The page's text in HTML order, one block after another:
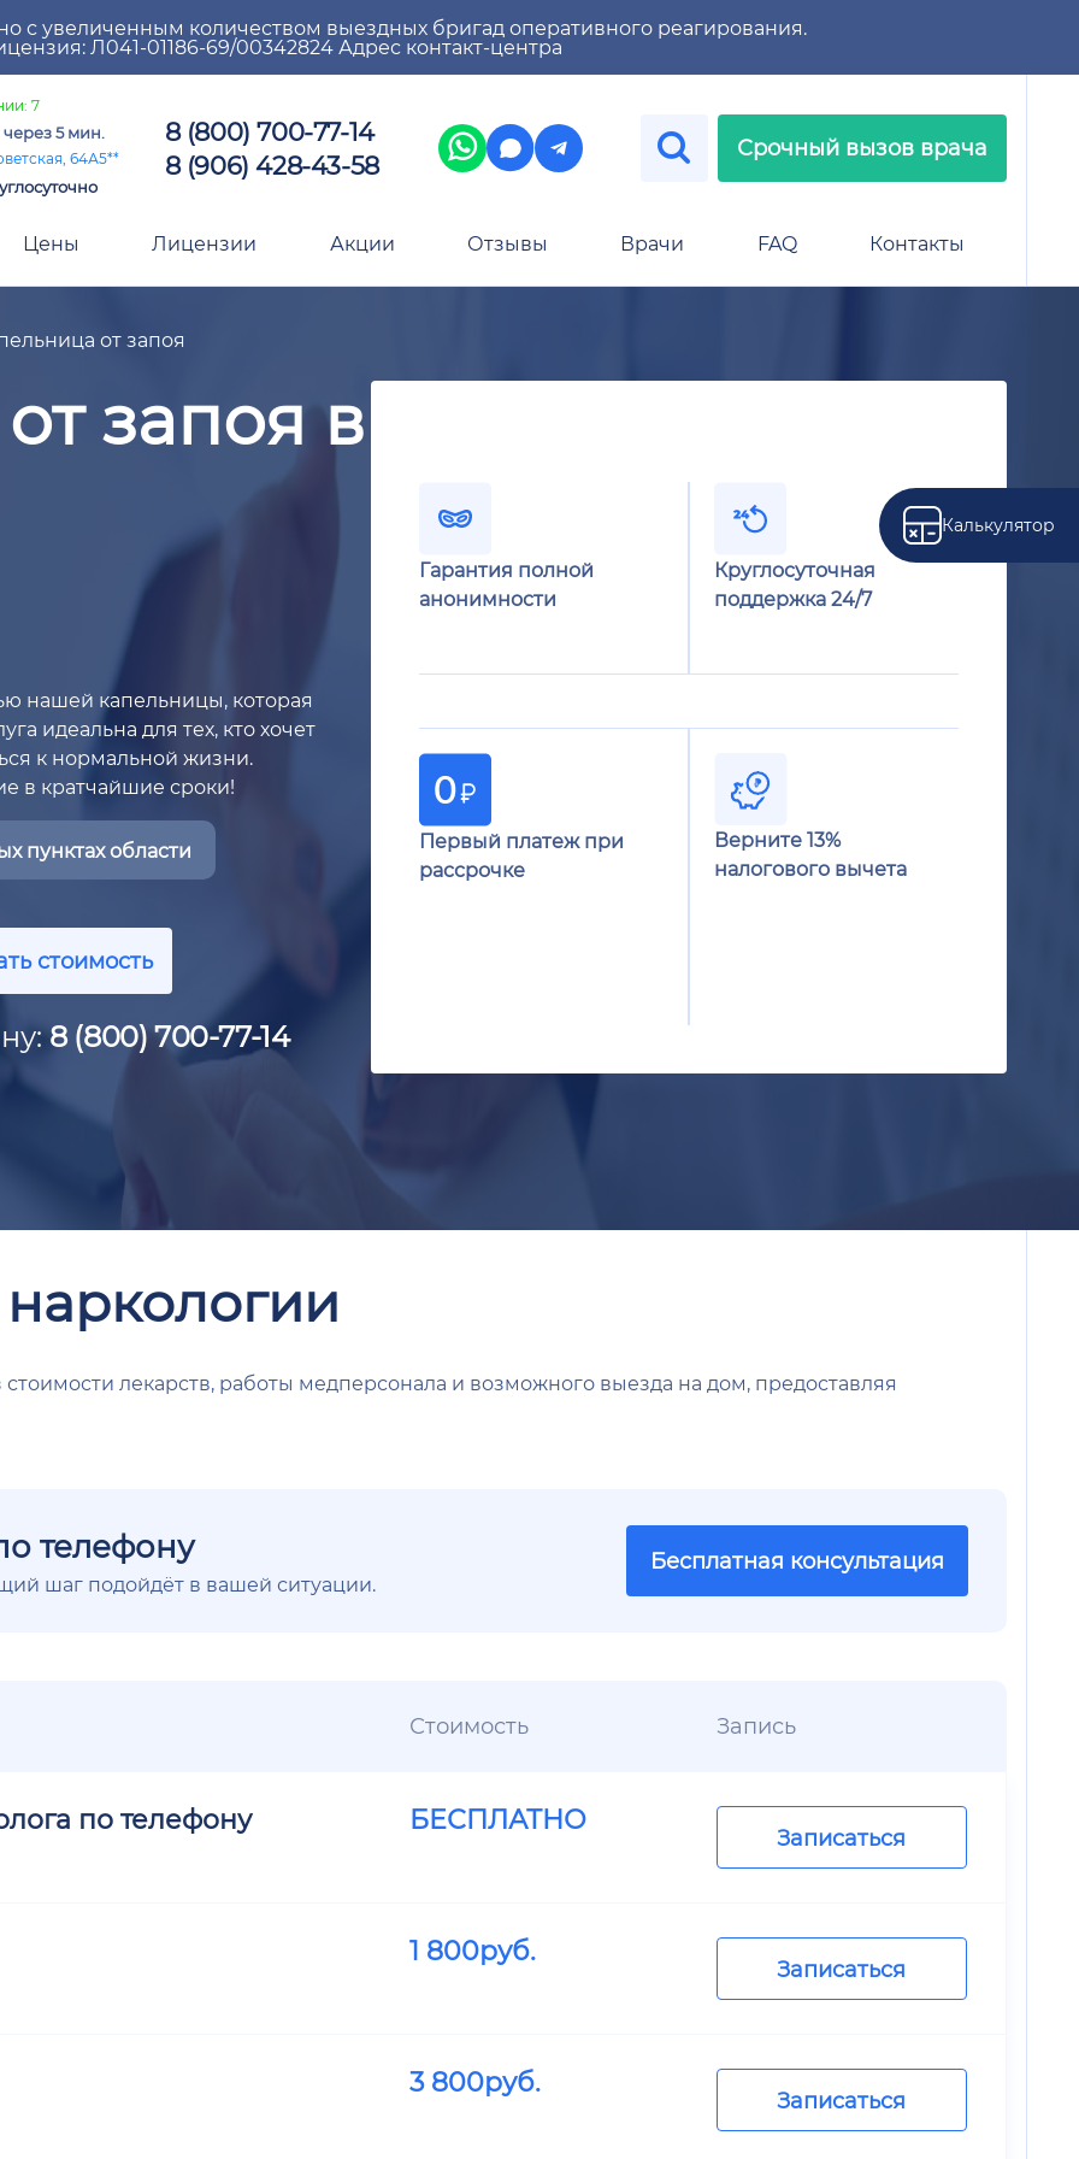
с увеличенным количеством выездных бригад оперативного реагирования.
Л041-01186-69/00342824 Адрес контакт-центра
7
через 5 мин.
64А5**
8 (800) 700-77-14
8 (906) 428-43-58
Срочный вызов врача
Цены Лицензии Акции Отзывы Врачи FAQ Контакты
Калькулятор
от запоя
запоя в
нашей капельницы, которая
идеальна для тех, кто хочет
к нормальной жизни.
в кратчайшие сроки!
пунктах области
стоимость
8 (800) 700-77-14
Гарантия полной
анонимности
Круглосуточная
поддержка 24/7
Первый платеж при
рассрочке
Верните 13%
налогового вычета
лекарств, работы медперсонала и возможного выезда на дом, предоставляя
телефону
шаг подойдёт в вашей ситуации.
Бесплатная консультация
Стоимость Запись
по телефону БЕСПЛАТНО
Записаться
1 800руб.
Записаться
3 800руб.
Записаться